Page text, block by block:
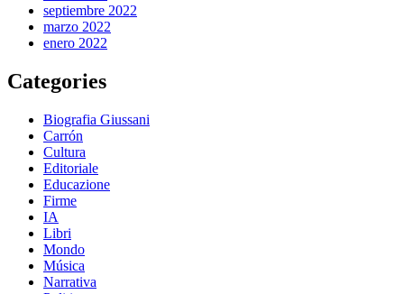
septiembre 2022
marzo 2022
enero 2022
Categories
Biografia Giussani
Carrón
Cultura
Editoriale
Educazione
Firme
IA
Libri
Mondo
Música
Narrativa